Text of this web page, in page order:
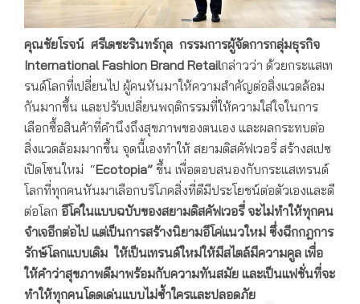
คุณชัยโรจน์ ศรีเดชะรินทร์กุล กรรมการผู้จัดการกลุ่มธุรกิจ
International Fashion Brand Retailกล่าวว่า ด้วยกระแสเท
รนด์โลกที่เปลี่ยนไป ผู้คนหันมาให้ความสำคัญต่อสิ่งแวดล้อม
กันมากขึ้น และปรับเปลี่ยนพฤติกรรมที่ให้ความใส่ใจในการ
เลือกซื้อสินค้าที่คำนึงถึงสุขภาพของตนเอง และผลกระทบต่อ
สิ่งแวดล้อมมากขึ้น จุดนี้เองทำให้ สยามดิสคัฟเวอรี่ สร้างสเปซ
เปิดโซนใหม่ “Ecotopia” ขึ้น เพื่อตอบสนองกับกระแสเทรนด์
โลกที่ทุกคนหันมาเลือกบริโภคสิ่งที่ดีมีประโยชน์ต่อตัวเองและดี
ต่อโลก อีโค่ในแบบฉบับของสยามดิสคัฟเวอรี่ จะไม่ทำให้ทุกคน
จำเจอีกต่อไป แต่เป็นการสร้างนิยามอีโค่แนวใหม่ ซึ่งฉีกกฎการ
รักษ์โลกแบบเดิม ให้เป็นเทรนด์ใหม่ให้มีสไตล์มีความคูล เพื่อ
ให้คำว่าสุขภาพดีมาพร้อมกับความทันสมัย และเป็นแฟชั่นที่จะ
ทำให้ทุกคนโดดเด่นแบบไม่ซ้ำใครและปลอดภัย